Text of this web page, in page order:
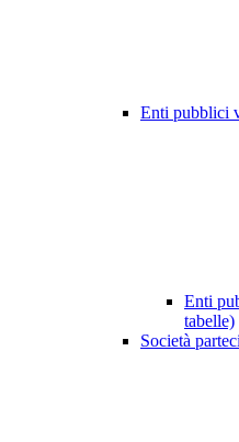
Enti pubblici
Enti
tabelle)
Società